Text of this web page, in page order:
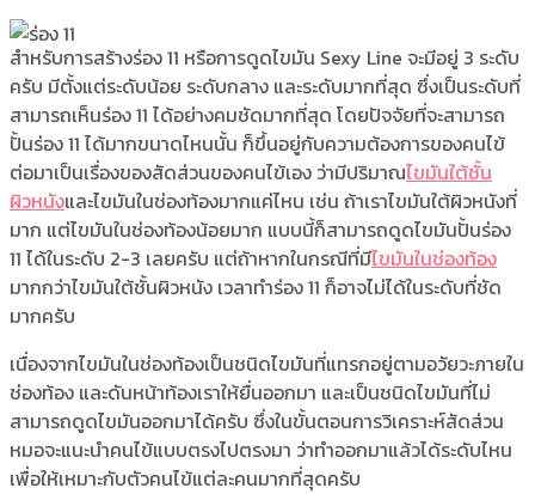
สำหรับการสร้างร่อง 11 หรือการดูดไขมัน Sexy Line จะมีอยู่ 3 ระดับ
ครับ มีตั้งแต่ระดับน้อย ระดับกลาง และระดับมากที่สุด ซึ่งเป็นระดับที่
สามารถเห็นร่อง 11 ได้อย่างคมชัดมากที่สุด โดยปัจจัยที่จะสามารถ
ปั้นร่อง 11 ได้มากขนาดไหนนั้น ก็ขึ้นอยู่กับความต้องการของคนไข้
ต่อมาเป็นเรื่องของสัดส่วนของคนไข้เอง ว่ามีปริมาณไขมันใต้ชั้น
ผิวหนังและไขมันในช่องท้องมากแค่ไหน เช่น ถ้าเราไขมันใต้ผิวหนังที่
มาก แต่ไขมันในช่องท้องน้อยมาก แบบนี้ก็สามารถดูดไขมันปั้นร่อง
11 ได้ในระดับ 2-3 เลยครับ แต่ถ้าหากในกรณีที่มีไขมันในช่องท้อง
มากกว่าไขมันใต้ชั้นผิวหนัง เวลาทำร่อง 11 ก็อาจไม่ได้ในระดับที่ชัด
มากครับ
เนื่องจากไขมันในช่องท้องเป็นชนิดไขมันที่แทรกอยู่ตามอวัยวะภายใน
ช่องท้อง และดันหน้าท้องเราให้ยื่นออกมา และเป็นชนิดไขมันที่ไม่
สามารถดูดไขมันออกมาได้ครับ ซึ่งในขั้นตอนการวิเคราะห์สัดส่วน
หมอจะแนะนำคนไข้แบบตรงไปตรงมา ว่าทำออกมาแล้วได้ระดับไหน
เพื่อให้เหมาะกับตัวคนไข้แต่ละคนมากที่สุดครับ